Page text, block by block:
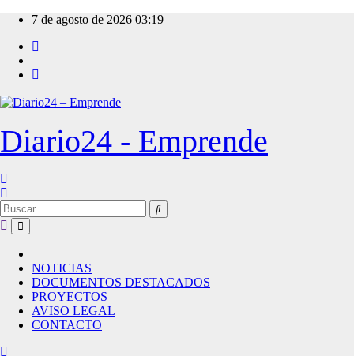
contenido
7 de agosto de 2026 03:19
Diario24 - Emprende
NOTICIAS
DOCUMENTOS DESTACADOS
PROYECTOS
AVISO LEGAL
CONTACTO